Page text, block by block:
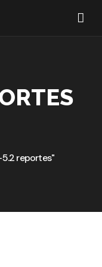
reportes"